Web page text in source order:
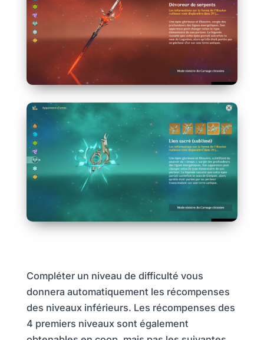
Compléter un niveau de difficulté vous
donnera automatiquement les récompenses
des niveaux inférieurs. Les récompenses des
4 premiers niveaux sont également